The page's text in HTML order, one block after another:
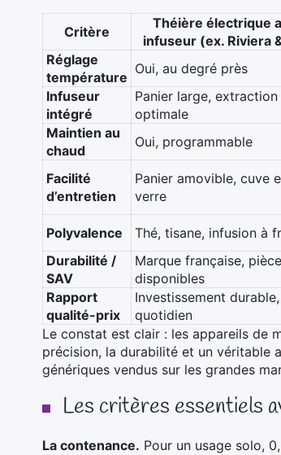
Critère
Théière électrique
infuseur (ex. Riviera
Réglage
température
Oui, au degré près
Infuseur
intégré
Panier large, extraction
optimale
Maintien au
chaud
Oui, programmable
Facilité
d’entretien
Panier amovible, cuve
verre
Polyvalence Thé, tisane, infusion à
Durabilité /
SAV
Marque française,
disponibles
Rapport
qualité-prix
Investissement
quotidien
Le constat est clair : les appareils de
précision, la durabilité et un véritable
génériques vendus sur les grandes
Les critères essentiels
La contenance. Pour un usage solo,